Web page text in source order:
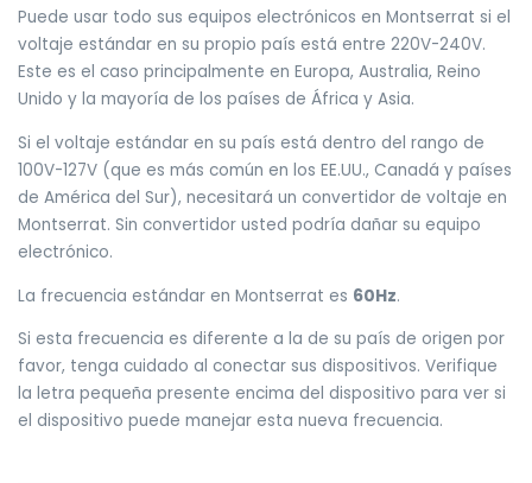
Puede usar todo sus equipos electrónicos en Montserrat si el
voltaje estándar en su propio país está entre 220V-240V.
Este es el caso principalmente en Europa, Australia, Reino
Unido y la mayoría de los países de África y Asia.
Si el voltaje estándar en su país está dentro del rango de
100V-127V (que es más común en los EE.UU., Canadá y países
de América del Sur), necesitará un convertidor de voltaje en
Montserrat. Sin convertidor usted podría dañar su equipo
electrónico.
La frecuencia estándar en Montserrat es 60Hz.
Si esta frecuencia es diferente a la de su país de origen por
favor, tenga cuidado al conectar sus dispositivos. Verifique
la letra pequeña presente encima del dispositivo para ver si
el dispositivo puede manejar esta nueva frecuencia.